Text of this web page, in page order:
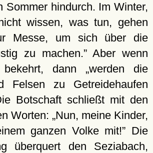
Sommer hindurch. Im Winter,
wissen, was tun, gehen
Messe, um sich über die
zu machen. Aber wenn
bekehrt, dann werden die
Felsen zu Getreidehaufen
Botschaft schließt mit den
Worten: Nun, meine Kinder,
ganzen Volke mit!
Die
überquert den Seziabach,